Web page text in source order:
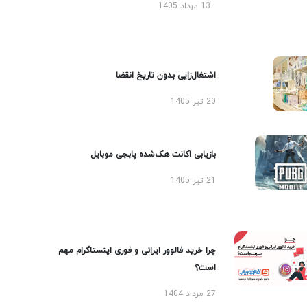
13 مرداد 1405
اشتغال‌زایی بدون تاریخ انقضا
20 تیر 1405
بازیابی اکانت هک‌شده پابجی موبایل
چرا خرید فالوور ایرانی و فوری اینستاگرام مهم
است؟
27 مرداد 1404